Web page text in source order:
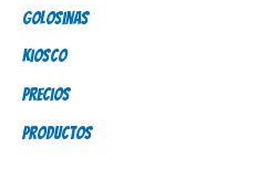
p
o
Golosinas
Kiosco
Precios
Productos